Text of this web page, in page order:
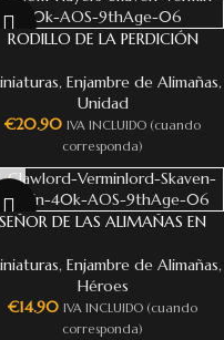
RODILLO DE LA PERDICIÓN
, Enjambre de Alimañas,
Unidad
€20.90 IVA INCLUIDO (cuando
corresponda)
SEÑOR DE LAS ALIMAÑAS EN
, Enjambre de Alimañas,
Héroes
€14.90 IVA INCLUIDO (cuando
corresponda)